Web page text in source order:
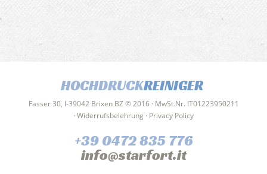
HOCHDRUCKREINIGER
Fasser 30, I-39042 Brixen BZ © 2016 · MwSt.Nr. IT01223950211
· Widerrufsbelehrung · Privacy Policy
+39 0472 835 776
info@starfort.it